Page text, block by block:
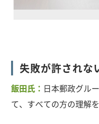
失敗が許されな
飯田氏： 日本郵政グル
て、すべての方の理解